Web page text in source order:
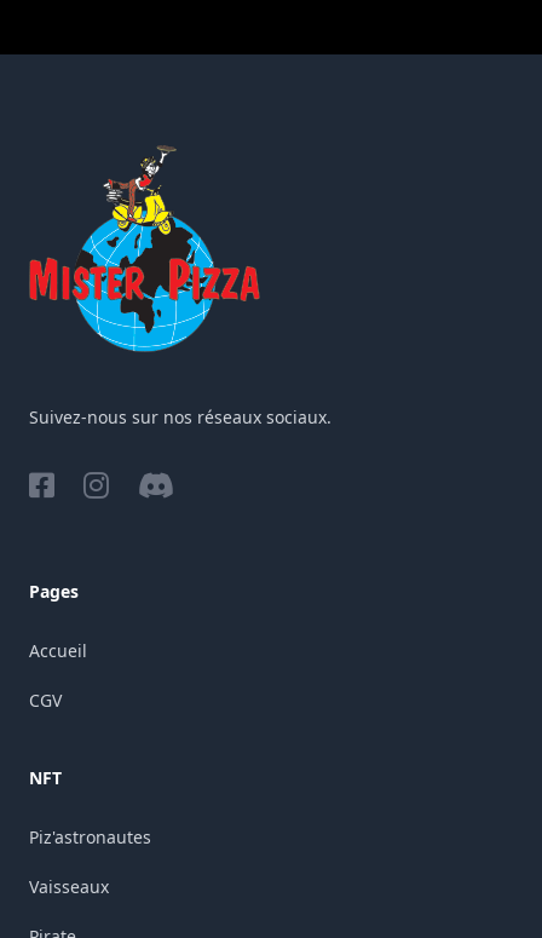
Suivez-nous sur nos réseaux sociaux.
FacebookInstagram
Discord
Pages
Accueil
CGV
NFT
Piz'astronautes
Vaisseaux